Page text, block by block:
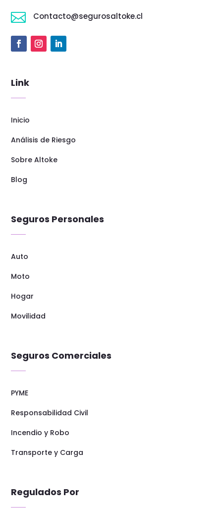
 Contacto@segurosaltoke.cl
Link
Inicio
Análisis de Riesgo
Sobre Altoke
Blog
Seguros Personales
Auto
Moto
Hogar
Movilidad
Seguros Comerciales
PYME
Responsabilidad Civil
Incendio y Robo
Transporte y Carga
Regulados Por